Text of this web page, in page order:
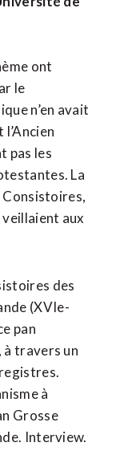
ont
le
n’en avait
pas les
La
aux
des
(XVIe-
pan
travers un
à
Grosse
Interview.